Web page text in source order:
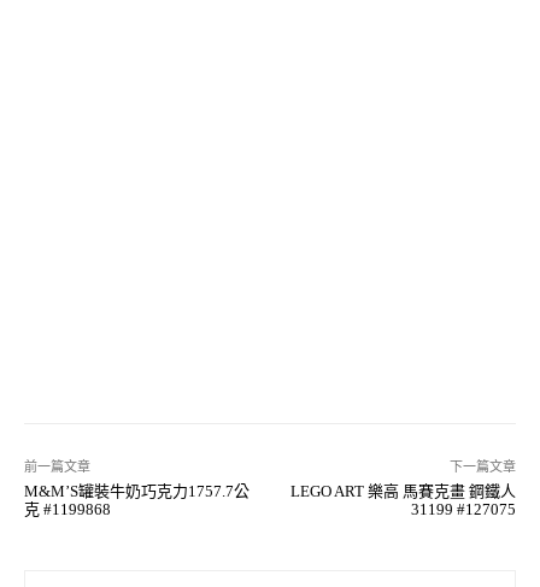
前一篇文章
M&M’S罐裝牛奶巧克力1757.7公
克 #1199868
下一篇文章
LEGO ART 樂高 馬賽克畫 鋼鐵人
31199 #127075